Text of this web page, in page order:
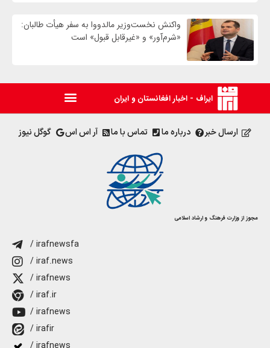
واکنش نخست‌وزیر مالدووا به سفر هیأت طالبان:
«شرم‌آور» و «غیرقابل قبول» است
ایراف - اخبار افغانستان و ایران
ارسال خبر درباره ما تماس با ما آر اس اس گوگل نیوز
مجوز از وزارت فرهنگ و ارشاد اسلامی
/ irafnewsfa
/ iraf.news
/ irafnews
/ iraf.ir
/ irafnews
/ irafir